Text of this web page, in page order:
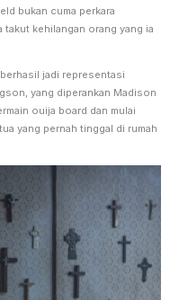
bukan cuma perkara
takut kehilangan orang yang ia
jadi representasi
yang diperankan Madison
ouija board dan mulai
yang pernah tinggal di rumah